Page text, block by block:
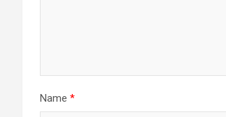
Name *